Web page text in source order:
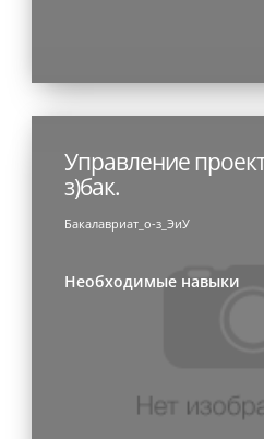
Управление
з)бак.
Бакалавриат_о-з_ЭиУ
Необходимые навыки